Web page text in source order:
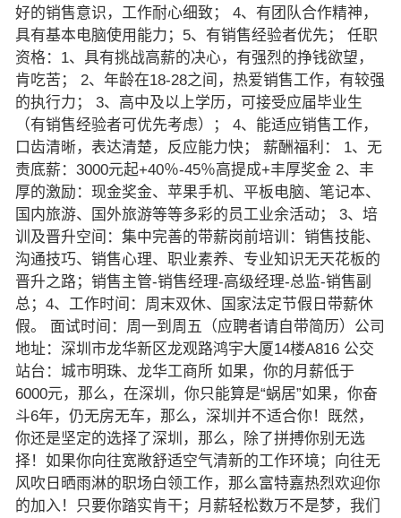
好的销售意识，工作耐心细致； 4、有团队合作精神，
具有基本电脑使用能力；5、有销售经验者优先； 任职
资格：1、具有挑战高薪的决心，有强烈的挣钱欲望，
肯吃苦； 2、年龄在18-28之间，热爱销售工作，有较强
的执行力； 3、高中及以上学历，可接受应届毕业生
（有销售经验者可优先考虑）； 4、能适应销售工作，
口齿清晰，表达清楚，反应能力快； 薪酬福利： 1、无
责底薪：3000元起+40％-45％高提成+丰厚奖金 2、丰
厚的激励：现金奖金、苹果手机、平板电脑、笔记本、
国内旅游、国外旅游等等多彩的员工业余活动； 3、培
训及晋升空间：集中完善的带薪岗前培训：销售技能、
沟通技巧、销售心理、职业素养、专业知识无天花板的
晋升之路；销售主管-销售经理-高级经理-总监-销售副
总；4、工作时间：周末双休、国家法定节假日带薪休
假。 面试时间：周一到周五（应聘者请自带简历）公司
地址：深圳市龙华新区龙观路鸿宇大厦14楼A816 公交
站台：城市明珠、龙华工商所 如果，你的月薪低于
6000元，那么，在深圳，你只能算是“蜗居”如果，你奋
斗6年，仍无房无车，那么，深圳并不适合你！既然，
你还是坚定的选择了深圳，那么，除了拼搏你别无选
择！如果你向往宽敞舒适空气清新的工作环境；向往无
风吹日晒雨淋的职场白领工作，那么富特嘉热烈欢迎你
的加入！只要你踏实肯干；月薪轻松数万不是梦，我们